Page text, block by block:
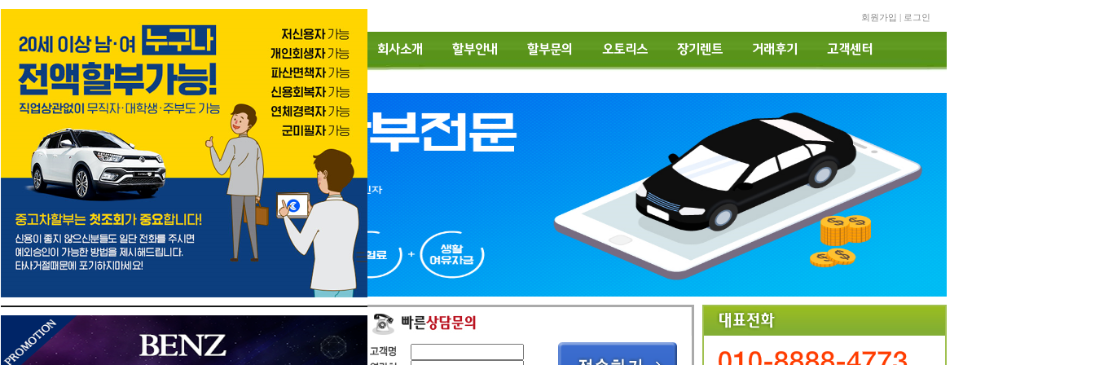
오늘 하루 열지않기 [닫기]
회원가입 | 로그인
회사소개 할부안내 할부문의 오토리스 장기렌트 거래후기 고객센터